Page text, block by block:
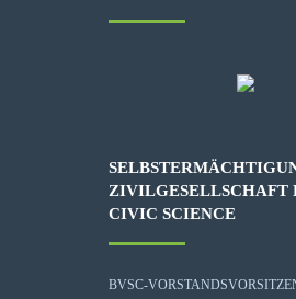
ZIVILGESELLSCHAFT
CIVIC SCIENCE
BVSC-